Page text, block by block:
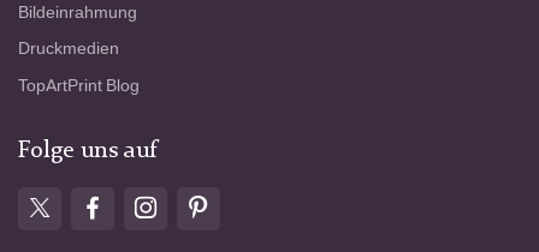
Bildeinrahmung
Druckmedien
TopArtPrint Blog
Folge uns auf